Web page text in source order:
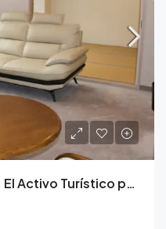
Fuji Rock y Nieve Invernal: El Activo Turístico para Todo el Año.